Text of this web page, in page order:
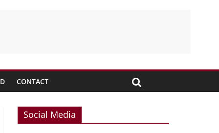
CONTACT
Social Media